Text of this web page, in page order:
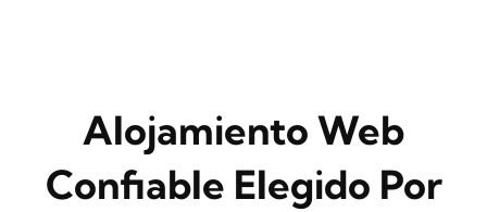
Alojamiento Web
Confiable Elegido Por